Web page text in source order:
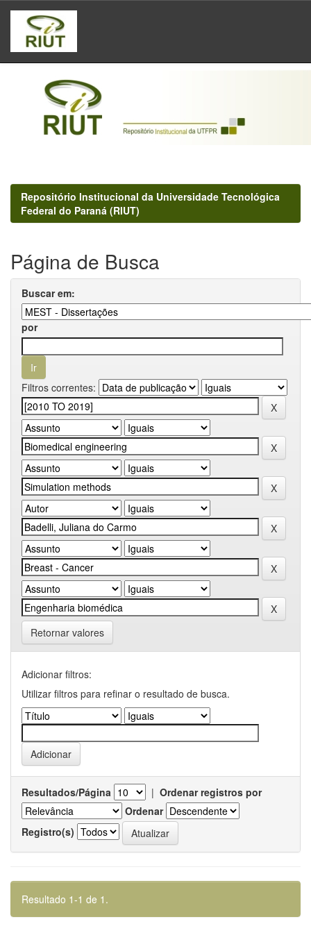
Skip
navigation
Repositório Institucional da Universidade Tecnológica
Federal do Paraná (RIUT)
Página de Busca
Buscar em:
por
Filtros correntes:
Retornar valores
Adicionar filtros:
Utilizar filtros para refinar o resultado de busca.
Resultados/Página | Ordenar registros por
Ordenar
Registro(s)
Resultado 1-1 de 1.